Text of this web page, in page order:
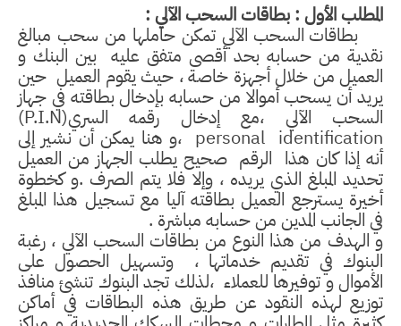
المطلب الأول : بطاقات السحب الآلي :
بطاقات السحب الآلي تمكن حاملها من سحب مبالغ
نقدية من حسابه بحد أقصى متفق عليه بين البنك و
العميل من خلال أجهزة خاصة ، حيث يقوم العميل حين
يريد أن يسحب أموالا من حسابه بإدخال بطاقته في جهاز
السحب الآلي ،مع إدخال رقمه السري((P.I.N
personal identification ،و هنا يمكن أن نشير إلى
أنه إذا كان هذا الرقم صحيح يطلب الجهاز من العميل
تحديد المبلغ الذي يريده ، وإلا فلا يتم الصرف .و كخطوة
أخيرة يسترجع العميل بطاقته آليا مع تسجيل هذا المبلغ
في الجانب المدين من حسابه مباشرة .
و الهدف من هذا النوع من بطاقات السحب الآلي ، رغبة
البنوك في تقديم خدماتها ، وتسهيل الحصول على
الأموال و توفيرها للعملاء ،لذلك تجد البنوك تنشئ منافذ
توزيع لهذه النقود عن طريق هذه البطاقات في أماكن